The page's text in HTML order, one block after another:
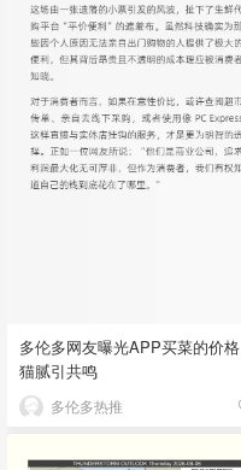
多伦多网友曝光APP买菜的价格
猫腻引共鸣
多伦多热推